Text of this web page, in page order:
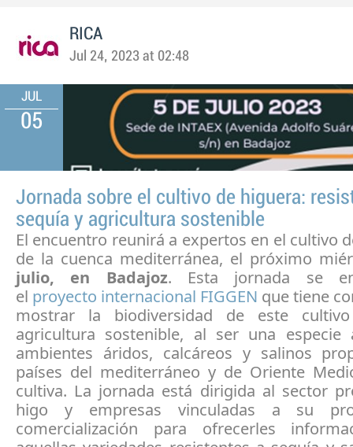
RICA
Jul 24, 2023 at 02:48
JUL
05
Jornada sobre el cultivo de higuera:
sequía y agricultura sostenible
El encuentro reunirá a expertos en el cultivo
de la cuenca mediterránea, el próximo
julio, en Badajoz. Esta jornada se
el proyecto internacional FIGGEN que tiene
mostrar la biodiversidad de este
agricultura sostenible, al ser una especie
ambientes áridos, calcáreos y salinos
países del mediterráneo y de Oriente
cultiva. La jornada está dirigida al sector
higo y empresas vinculadas a su
comercialización para ofrecerles